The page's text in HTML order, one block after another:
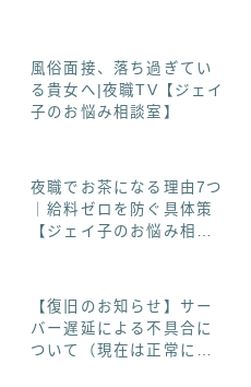
風俗面接、落ち過ぎてい
る貴女へ|夜職TV【ジェイ
子のお悩み相談室】
夜職でお茶になる理由7つ
｜給料ゼロを防ぐ具体策
【ジェイ子のお悩み相談
【復旧のお知らせ】サー
バー遅延による不具合に
ついて（現在は正常にご